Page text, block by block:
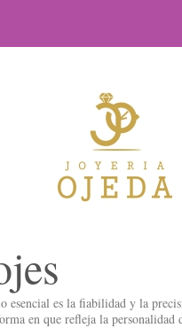
esencial es la fiabilidad y la
en que refleja la personalidad